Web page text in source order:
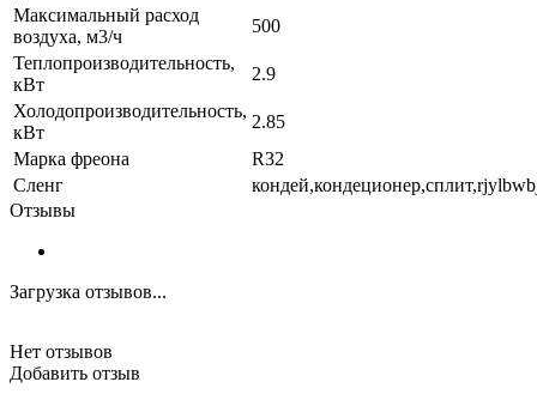
Максимальный расход
воздуха, м3/ч
500
Теплопроизводительность,
кВт
2.9
Холодопроизводительность,
кВт
2.85
Марка фреона
R32
Сленг
Отзывы
Загрузка отзывов...
Нет отзывов
Добавить отзыв